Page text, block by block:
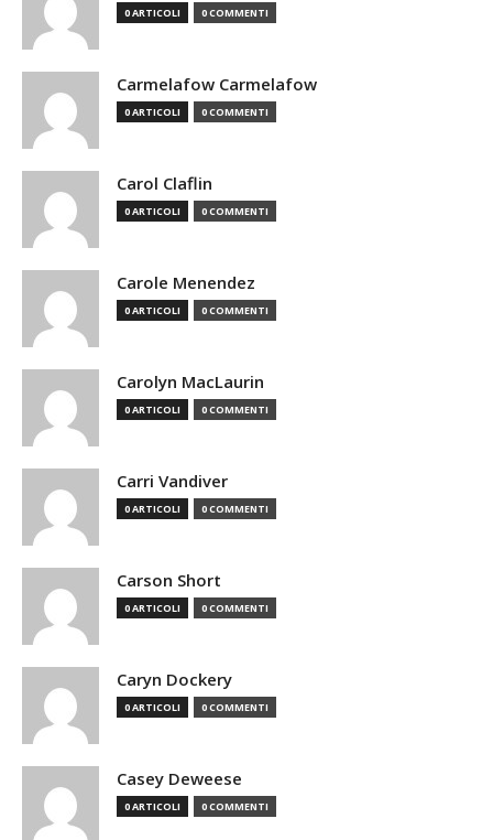
0 ARTICOLI 0 COMMENTI
Carmelafow Carmelafow
0 ARTICOLI 0 COMMENTI
Carol Claflin
0 ARTICOLI 0 COMMENTI
Carole Menendez
0 ARTICOLI 0 COMMENTI
Carolyn MacLaurin
0 ARTICOLI 0 COMMENTI
Carri Vandiver
0 ARTICOLI 0 COMMENTI
Carson Short
0 ARTICOLI 0 COMMENTI
Caryn Dockery
0 ARTICOLI 0 COMMENTI
Casey Deweese
0 ARTICOLI 0 COMMENTI